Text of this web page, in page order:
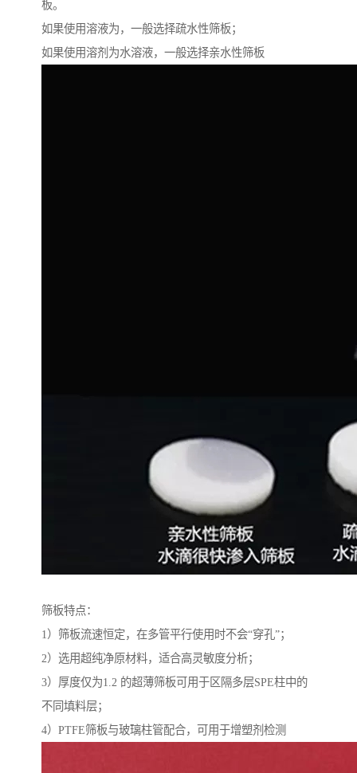
板。
如果使用溶液为，一般选择疏水性筛板；
如果使用溶剂为水溶液，一般选择亲水性筛板
筛板特点：
1）筛板流速恒定，在多管平行使用时不会“穿孔”；
2）选用超纯净原材料，适合高灵敏度分析；
3）厚度仅为1.2 的超薄筛板可用于区隔多层SPE柱中的
不同填料层；
4）PTFE筛板与玻璃柱管配合，可用于增塑剂检测